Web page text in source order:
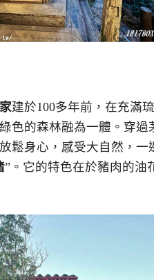
建於100多年前，在充滿
色的森林融為一體。穿
鬆身心，感受大自然，一
”。它的特色在於豬肉的油